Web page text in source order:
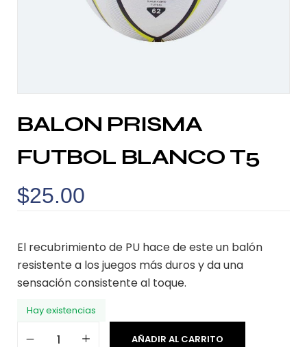
BALON PRISMA
FUTBOL BLANCO T5
$25.00
El recubrimiento de PU hace de este un balón
resistente a los juegos más duros y da una
sensación consistente al toque.
Hay existencias
AÑADIR AL CARRITO